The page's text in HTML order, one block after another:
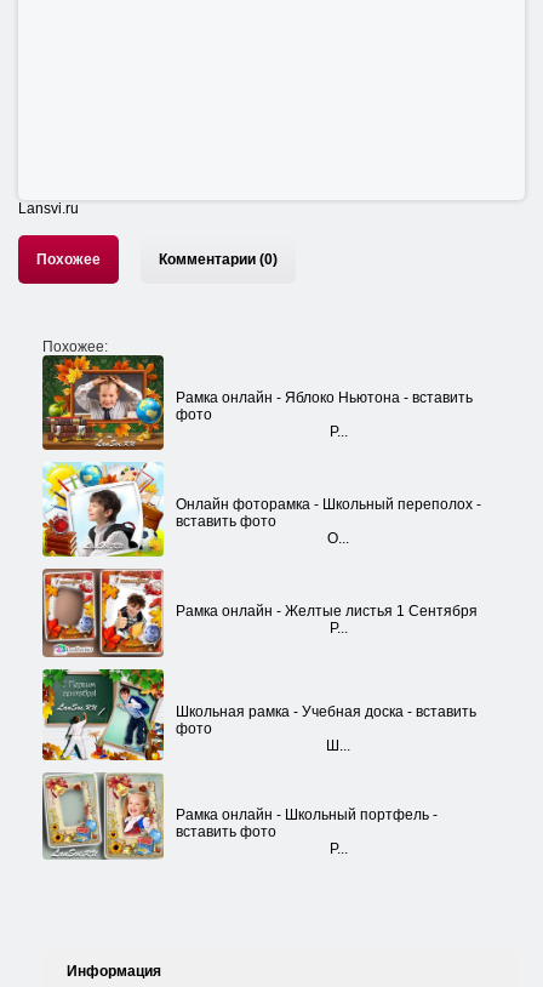
Lansvi.ru
Похожее Комментарии (0)
Похожее:
Рамка онлайн - Яблоко Ньютона - вставить
фото
Р...
Онлайн фоторамка - Школьный переполох -
вставить фото
О...
Рамка онлайн - Желтые листья 1 Сентября
Р...
Школьная рамка - Учебная доска - вставить
фото
Ш...
Рамка онлайн - Школьный портфель -
вставить фото
Р...
Информация